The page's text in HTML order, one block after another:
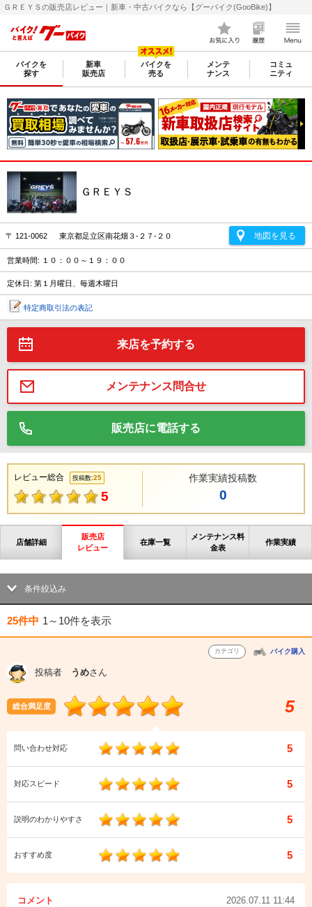
ＧＲＥＹＳの販売店レビュー｜新車・中古バイクなら【グーバイク(GooBike)】
バイクを
探す
新車
販売店
バイクを
売る
メンテ
ナンス
コミュ
ニティ
ＧＲＥＹＳ
〒 121-0062 東京都足立区南花畑３-２７-２０ 地図を見る
営業時間: １０：００～１９：００
定休日: 第１月曜日、毎週木曜日
特定商取引法の表記
来店を予約する
メンテナンス問合せ
販売店に電話する
レビュー総合 投稿数:25
5
作業実績投稿数
0
店舗詳細
販売店
レビュー
在庫一覧
メンテナンス料
金表
作業実績
条件絞込み
25件中 1～10件を表示
カテゴリ バイク購入
投稿者 うめさん
総合満足度 5
問い合わせ対応 5
対応スピード 5
説明のわかりやすさ 5
おすすめ度 5
コメント 2026.07.11 11:44